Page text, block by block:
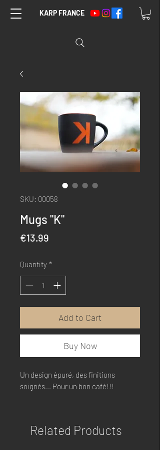
KARP FRANCE
SKU: 00058
Mugs "K"
€13.99
Quantity *
Add to Cart
Buy Now
Un design épuré, des finitions
soignés... Pour un bon café!!!
Related Products